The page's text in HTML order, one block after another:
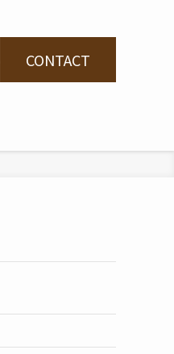
CONTACT